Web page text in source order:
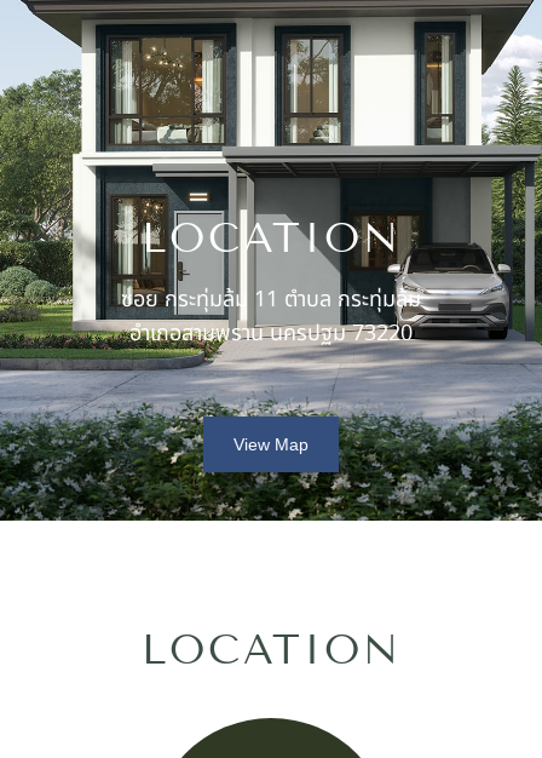
LOCATION
ซอย กระทุ่มล้ม 11 ตำบล กระทุ่มล้ม
อำเภอสามพราน นครปฐม 73220
View Map
LOCATION